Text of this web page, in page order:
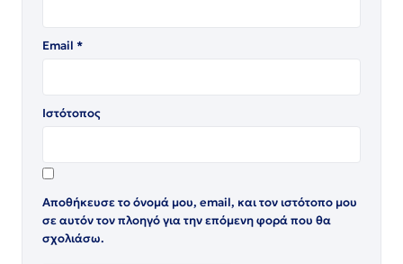
Email *
Ιστότοπος
Αποθήκευσε το όνομά μου, email, και τον ιστότοπο μου
σε αυτόν τον πλοηγό για την επόμενη φορά που θα
σχολιάσω.